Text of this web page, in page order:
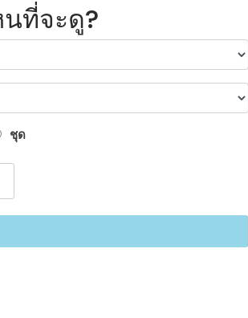
ที่จะดู?
ชุด